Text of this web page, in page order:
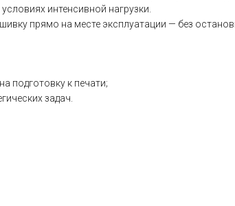
условиях интенсивной нагрузки.
прямо на месте эксплуатации — без
на подготовку к печати;
задач.